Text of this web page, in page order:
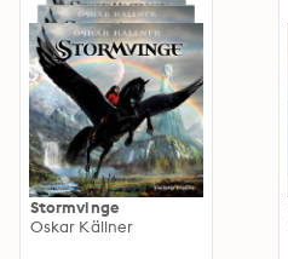
Stormvinge
Oskar Källner